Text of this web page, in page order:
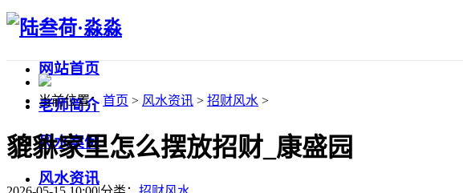
网站首页
老师简介
风水案例
风水资讯
当前位置： 首页 > 风水资讯 > 招财风水 >
貔貅家里怎么摆放招财_康盛园